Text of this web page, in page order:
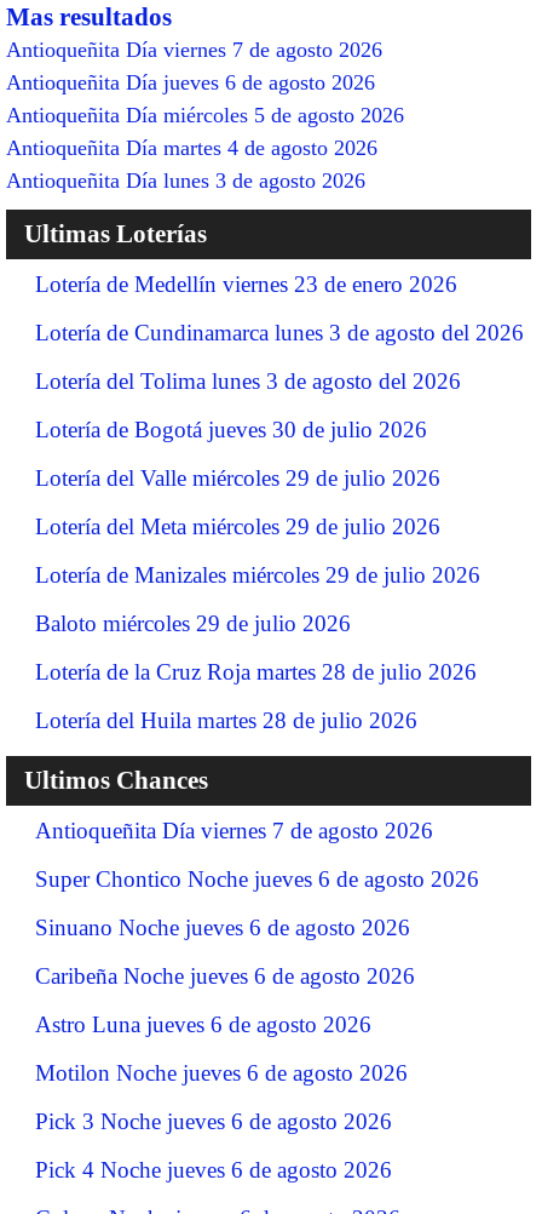
Mas resultados
Antioqueñita Día viernes 7 de agosto 2026
Antioqueñita Día jueves 6 de agosto 2026
Antioqueñita Día miércoles 5 de agosto 2026
Antioqueñita Día martes 4 de agosto 2026
Antioqueñita Día lunes 3 de agosto 2026
Ultimas Loterías
Lotería de Medellín viernes 23 de enero 2026
Lotería de Cundinamarca lunes 3 de agosto del 2026
Lotería del Tolima lunes 3 de agosto del 2026
Lotería de Bogotá jueves 30 de julio 2026
Lotería del Valle miércoles 29 de julio 2026
Lotería del Meta miércoles 29 de julio 2026
Lotería de Manizales miércoles 29 de julio 2026
Baloto miércoles 29 de julio 2026
Lotería de la Cruz Roja martes 28 de julio 2026
Lotería del Huila martes 28 de julio 2026
Ultimos Chances
Antioqueñita Día viernes 7 de agosto 2026
Super Chontico Noche jueves 6 de agosto 2026
Sinuano Noche jueves 6 de agosto 2026
Caribeña Noche jueves 6 de agosto 2026
Astro Luna jueves 6 de agosto 2026
Motilon Noche jueves 6 de agosto 2026
Pick 3 Noche jueves 6 de agosto 2026
Pick 4 Noche jueves 6 de agosto 2026